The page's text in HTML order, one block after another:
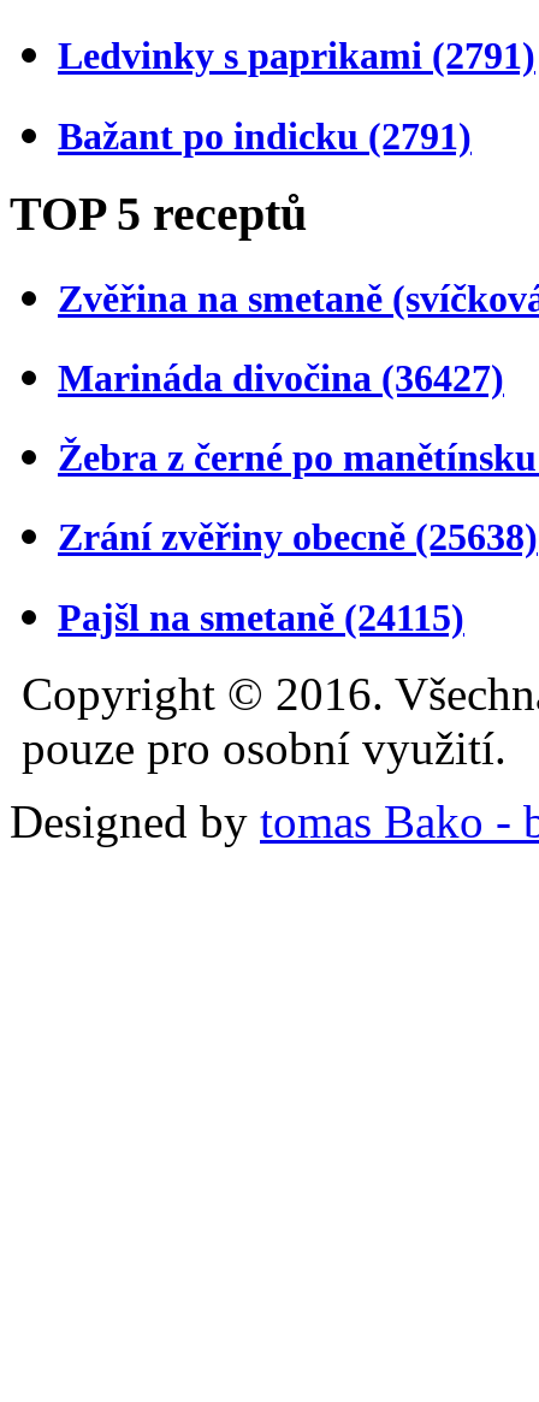
Ledvinky s paprikami (2791)
Bažant po indicku (2791)
TOP 5 receptů
Zvěřina na smetaně
Marináda divočina (36427)
Žebra z černé po
Zrání zvěřiny obecně (25638)
Pajšl na smetaně (24115)
Copyright © 2016.
pouze pro osobní využití.
Designed by tomas Bako -